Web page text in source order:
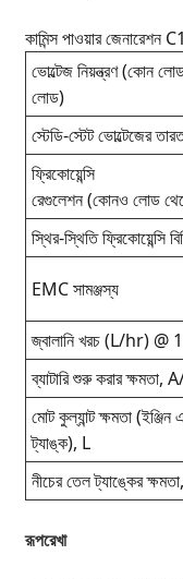
কামিন্স পাওয়ার
ভোল্টেজ নিয়ন্ত্রণ (কোন
লোড)
স্টেডি-স্টেট ভোল্টেজের
ফ্রিকোয়েন্সি
রেগুলেশন (কোনও লোড
স্থির-স্থিতি ফ্রিকোয়েন্সি
EMC সামঞ্জস্য
জ্বালানি খরচ (L/hr) @
ব্যাটারি শুরু করার ক্ষমতা,
মোট কুল্যান্ট ক্ষমতা (ইঞ্জিন
ট্যাঙ্ক), L
নীচের তেল ট্যাঙ্কের
রূপরেখা